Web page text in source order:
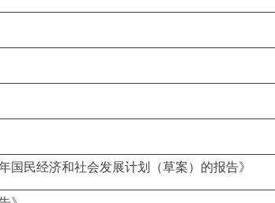
国民经济和社会发展计划（草案）的报告》